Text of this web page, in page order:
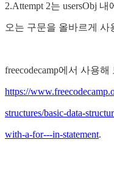
2.Attempt 2는 usersObj
오는 구문을 올바르게
freecodecamp에서 사용해
https://
structures/basic-data-
with-a-for---in-statement.